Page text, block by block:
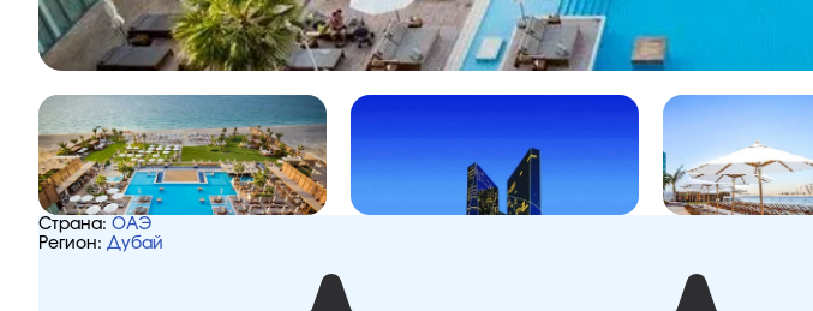
Страна: ОАЭ
Регион: Дубай